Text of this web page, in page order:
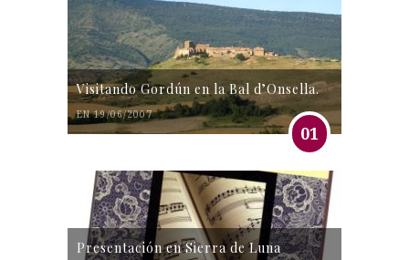
Visitando Gordún en la Bal d’Onsella.
EN 19/06/2007
01
Presentación en Sierra de Luna